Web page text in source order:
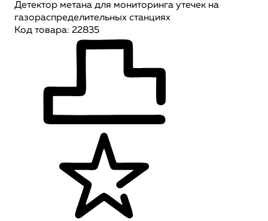
Детектор метана для мониторинга утечек на
газораспределительных станциях
Код товара: 22835